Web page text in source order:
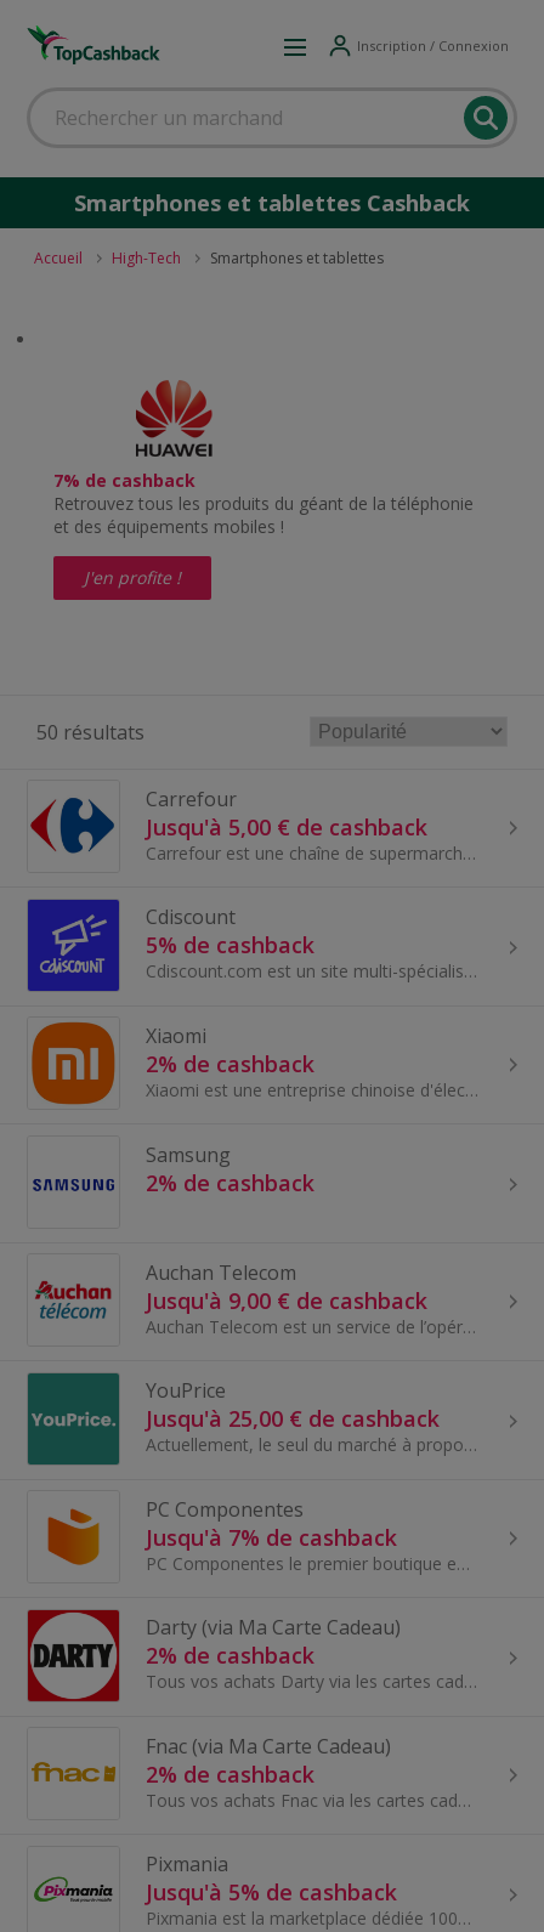
Inscription / Connexion
Smartphones et tablettes Cashback
Accueil High-Tech Smartphones et tablettes
7% de cashback
Retrouvez tous les produits du géant de la téléphonie
et des équipements mobiles !
J'en profite !
50 résultats
Carrefour
Jusqu'à 5,00 € de cashback
Carrefour est une chaîne de supermarchés et d'hypermarchés d'origine française, l'une des plus grandes au monde. Fondée en 1958, Carrefour offre un...
Cdiscount
5% de cashback
Cdiscount.com est un site multi-spécialiste qui propose des rémunérations adaptées par univers de vente mais également basé sur le volume des vente...
Xiaomi
2% de cashback
Xiaomi est une entreprise chinoise d'électronique et d'informatique leader dans la vente de smartphones.
Samsung
2% de cashback
Auchan Telecom
Jusqu'à 9,00 € de cashback
Auchan Telecom est un service de l’opérateur Euro-Information Telecom, en partenariat avec Auchan Groupe. Opérateur virtuel (MVNO) lancé en 2005, E...
YouPrice
Jusqu'à 25,00 € de cashback
Actuellement, le seul du marché à proposer aux utilisateurs le réseau ORANGE et SFR, YouPrice. propose une offre UNIQUE en partenariat avec les deu...
PC Componentes
Jusqu'à 7% de cashback
PC Componentes le premier boutique en ligne technologique, basé sur la confiance, l'expérience d'achat et la connaissance du secteur technologique...
Darty (via Ma Carte Cadeau)
2% de cashback
Tous vos achats Darty via les cartes cadeaux Ma Carte Cadeau pour économiser un maximum sur vos achats en ligne comme en magasin - Électroménager...
Fnac (via Ma Carte Cadeau)
2% de cashback
Tous vos achats Fnac via les cartes cadeaux Ma Carte Cadeau pour économiser un maximum sur vos achats en ligne comme en magasin - articles électron...
Pixmania
Jusqu'à 5% de cashback
Pixmania est la marketplace dédiée 100% au Mobile neuf et reconditionné et tout ce qui l'entoure (coques, verres de protection, son...)...